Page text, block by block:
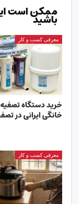
ممکن است
باشید
معرفی کسب و کار
خرید دستگاه
خانگی ایرانی در
معرفی کسب و کار